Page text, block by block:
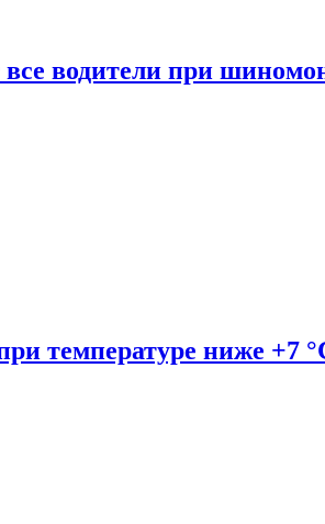
водители при
температуре ниже +7